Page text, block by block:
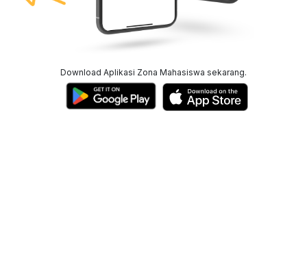
Download Aplikasi Zona Mahasiswa sekarang.